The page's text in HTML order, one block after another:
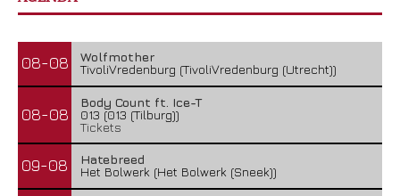
08-08
Wolfmother
TivoliVredenburg (TivoliVredenburg (Utrecht))
08-08
Body Count ft. Ice-T
013 (013 (Tilburg))
Tickets
09-08
Hatebreed
Het Bolwerk (Het Bolwerk (Sneek))